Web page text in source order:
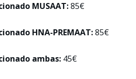
MUSAAT:85€
HNA-PREMAAT:85€
ambas: 45€